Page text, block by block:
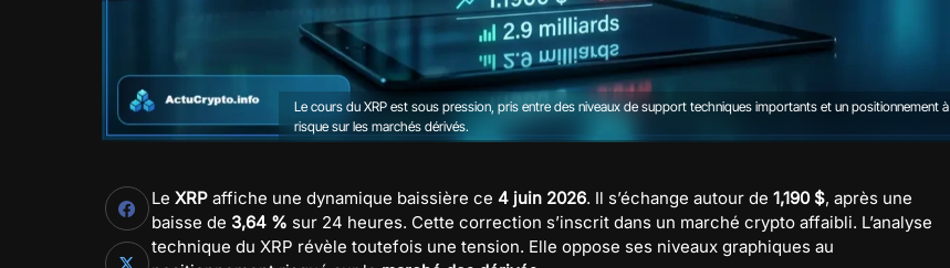
Le cours du XRP est sous pression, pris entre des niveaux de support techniques importants et un positionnement à
risque sur les marchés dérivés.
Le XRP affiche une dynamique baissière ce 4 juin 2026. Il s’échange autour de 1,190 $, après une
baisse de 3,64 % sur 24 heures. Cette correction s’inscrit dans un marché crypto affaibli. L’analyse
technique du XRP révèle toutefois une tension. Elle oppose ses niveaux graphiques au